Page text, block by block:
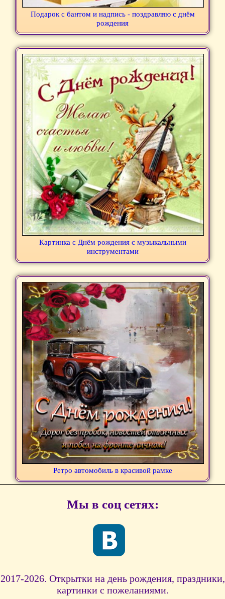
Подарок с бантом и надпись - поздравляю с днём
рождения
Картинка с Днём рождения с музыкальными
инструментами
Ретро автомобиль в красивой рамке
Мы в соц сетях:
2017-2026. Открытки на день рождения, праздники,
картинки с пожеланиями.